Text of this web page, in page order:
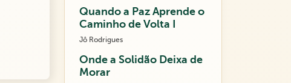
Quando a Paz Aprende o
Caminho de Volta I
Jô Rodrigues
Onde a Solidão Deixa de
Morar